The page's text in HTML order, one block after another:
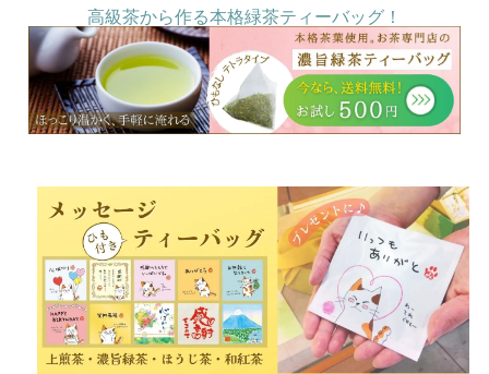
高級茶から作る本格緑茶ティーバッグ！